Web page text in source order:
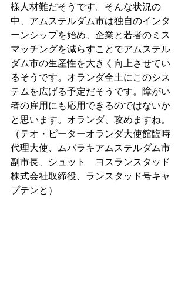
様人材難だそうです。そんな状況の
中、アムステルダム市は独自のインタ
ーンシップを始め、企業と若者のミス
マッチングを減らすことでアムステル
ダム市の生産性を大きく向上させてい
るそうです。オランダ全土にこのシス
テムを広げる予定だそうです。障がい
者の雇用にも応用できるのではないか
と思います。オランダ、攻めますね。
（テオ・ピーターオランダ大使館臨時
代理大使、ムバラキアムステルダム市
副市長、シュット　ヨスランスタッド
株式会社取締役、ランスタッド号キャ
プテンと）